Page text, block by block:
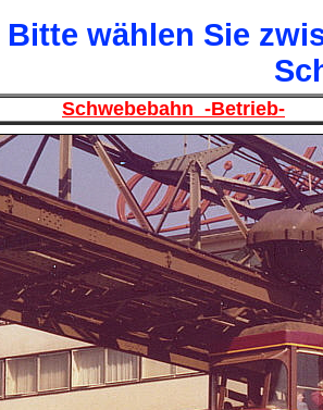
Bitte wählen Sie
Schwebebahn -Betrieb-